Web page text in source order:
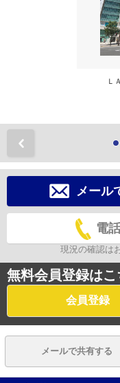
Ｌ
メール
電
現況の確認は
無料会員登録はこ
会員登録
メールで共有する